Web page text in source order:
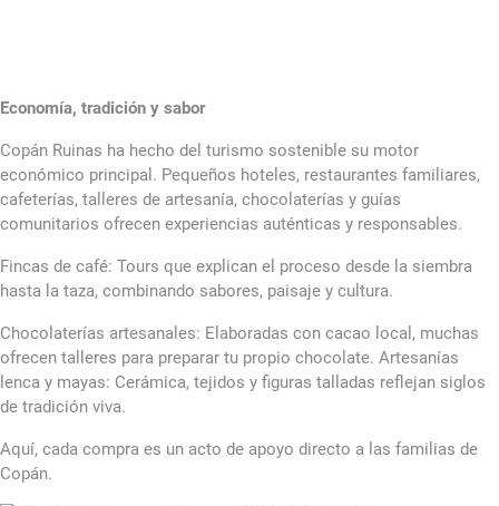
Economía, tradición y sabor
Copán Ruinas ha hecho del turismo sostenible su motor
económico principal. Pequeños hoteles, restaurantes familiares,
cafeterías, talleres de artesanía, chocolaterías y guías
comunitarios ofrecen experiencias auténticas y responsables.
Fincas de café: Tours que explican el proceso desde la siembra
hasta la taza, combinando sabores, paisaje y cultura.
Chocolaterías artesanales: Elaboradas con cacao local, muchas
ofrecen talleres para preparar tu propio chocolate. Artesanías
lenca y mayas: Cerámica, tejidos y figuras talladas reflejan siglos
de tradición viva.
Aquí, cada compra es un acto de apoyo directo a las familias de
Copán.